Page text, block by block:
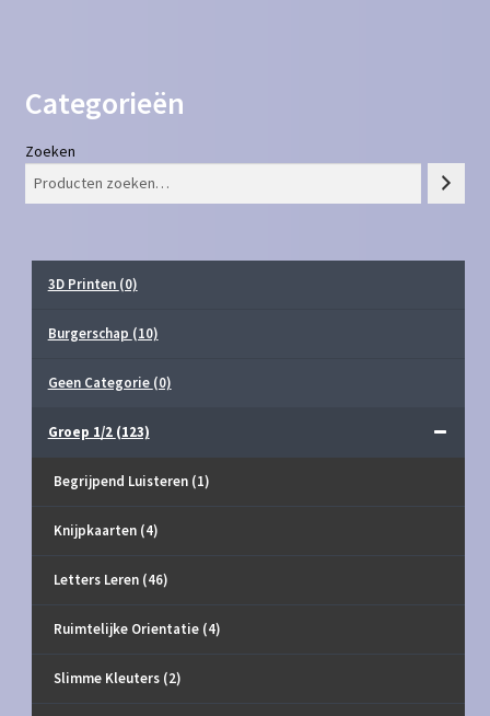
Categorieën
Zoeken
3D Printen (0)
Burgerschap (10)
Geen Categorie (0)
Groep 1/2 (123)
Begrijpend Luisteren (1)
Knijpkaarten (4)
Letters Leren (46)
Ruimtelijke Orientatie (4)
Slimme Kleuters (2)